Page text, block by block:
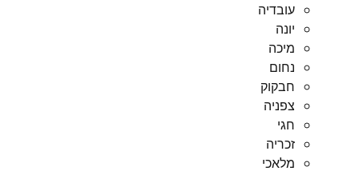
עובדיה
יונה
מיכה
נחום
חבקוק
צפניה
חגי
זכריה
מלאכי